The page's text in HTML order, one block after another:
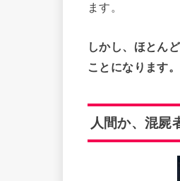
ます。
しかし、ほとん
ことになります。
人間か、混屍